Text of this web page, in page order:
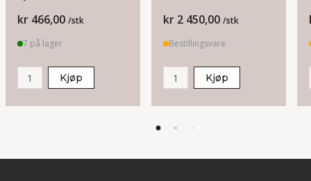
Pris
kr 466,00 /stk
7 på lager
Kjøp
Pris
kr 2 450,00 /stk
Bestillingsvare
Kjøp